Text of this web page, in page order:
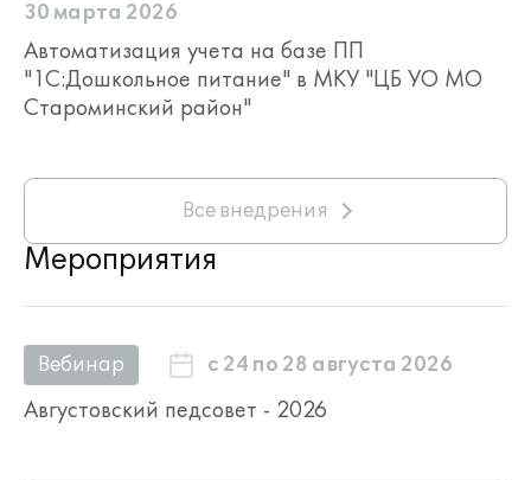
30 марта 2026
Автоматизация учета на базе ПП
"1С:Дошкольное питание" в МКУ "ЦБ УО МО
Староминский район"
Все внедрения
Мероприятия
Вебинар с 24 по 28 августа 2026
Августовский педсовет - 2026